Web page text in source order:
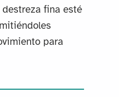
destreza fina esté
para